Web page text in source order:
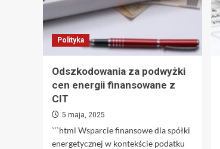
Miasto
pogrążone
strachu
i
Polityka
Odszkodowania za podwyżki
cen energii finansowane z
CIT
5 maja, 2025
```html Wsparcie finansowe dla spółki
energetycznej w kontekście podatku